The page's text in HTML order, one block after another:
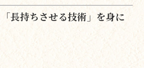
長持ちさせる技術」を身に